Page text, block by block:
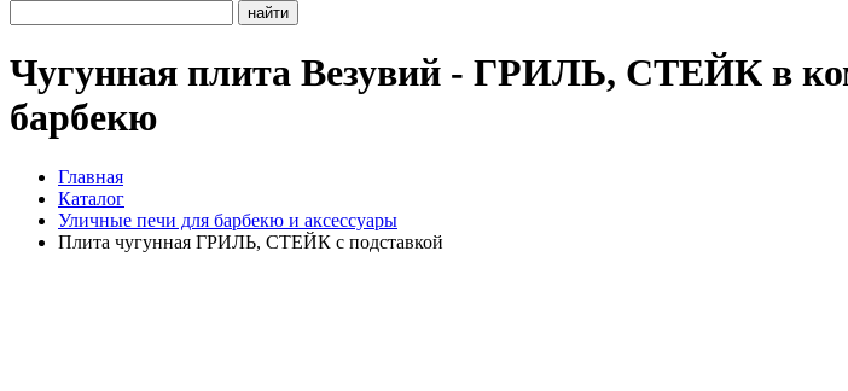
найти
Чугунная плита Везувий - ГРИЛЬ, СТЕЙК в
барбекю
Главная
Каталог
Уличные печи для барбекю и аксессуары
Плита чугунная ГРИЛЬ, СТЕЙК с подставкой